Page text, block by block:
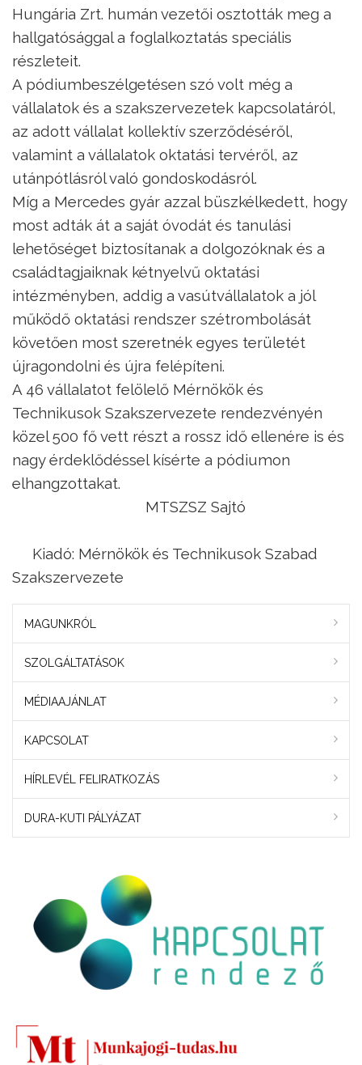
Hungária Zrt. humán vezetői osztották meg a
hallgatósággal a foglalkoztatás speciális
részleteit.
A pódiumbeszélgetésen szó volt még a
vállalatok és a szakszervezetek kapcsolatáról,
az adott vállalat kollektív szerződéséről,
valamint a vállalatok oktatási tervéről, az
utánpótlásról való gondoskodásról.
Míg a Mercedes gyár azzal büszkélkedett, hogy
most adták át a saját óvodát és tanulási
lehetőséget biztosítanak a dolgozóknak és a
családtagjaiknak kétnyelvű oktatási
intézményben, addig a vasútvállalatok a jól
működő oktatási rendszer szétrombolását
követően most szeretnék egyes területét
újragondolni és újra felépíteni.
A 46 vállalatot felölelő Mérnökök és
Technikusok Szakszervezete rendezvényén
közel 500 fő vett részt a rossz idő ellenére is és
nagy érdeklődéssel kísérte a pódiumon
elhangzottakat.
MTSZSZ Sajtó
Kiadó: Mérnökök és Technikusok Szabad
Szakszervezete
MAGUNKRÓL
SZOLGÁLTATÁSOK
MÉDIAAJÁNLAT
KAPCSOLAT
HÍRLEVÉL FELIRATKOZÁS
DURA-KUTI PÁLYÁZAT